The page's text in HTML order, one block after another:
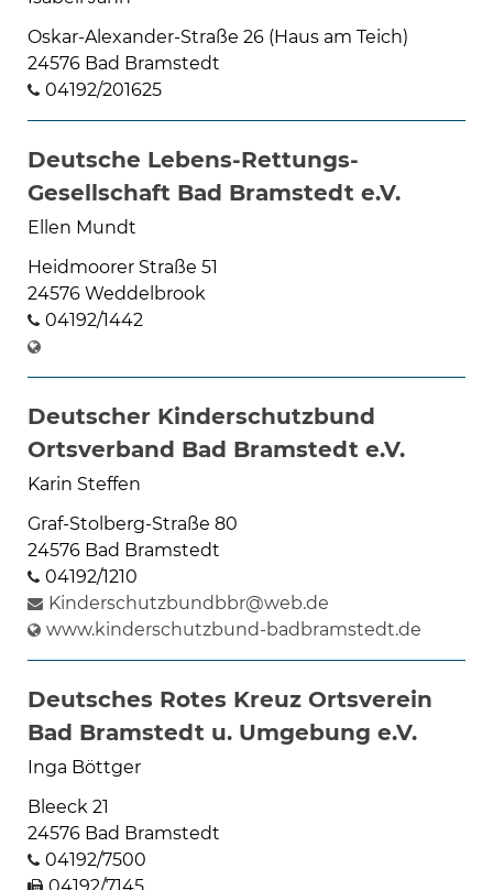
Oskar-Alexander-Straße 26 (Haus am Teich)
24576 Bad Bramstedt
04192/201625
Deutsche Lebens-Rettungs-
Gesellschaft Bad Bramstedt e.V.
Ellen Mundt
Heidmoorer Straße 51
24576 Weddelbrook
04192/1442
Deutscher Kinderschutzbund
Ortsverband Bad Bramstedt e.V.
Karin Steffen
Graf-Stolberg-Straße 80
24576 Bad Bramstedt
04192/1210
Kinderschutzbundbbr@web.de
www.kinderschutzbund-badbramstedt.de
Deutsches Rotes Kreuz Ortsverein
Bad Bramstedt u. Umgebung e.V.
Inga Böttger
Bleeck 21
24576 Bad Bramstedt
04192/7500